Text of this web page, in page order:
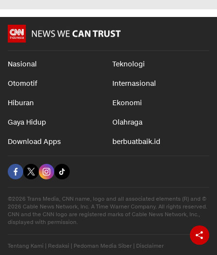
Nasional Teknologi
Otomotif Internasional
Hiburan Ekonomi
Gaya Hidup Olahraga
Download Apps berbuatbaik.id
©2026 Trans Media, CNN name, logo and all associated elements (R) and ©
2026 Cable News Network, Inc. A Time Warner Company. All rights reserved.
CNN and the CNN logo are registered marks of Cable News Network, Inc.,
displayed with permission.
Tentang Kami | Redaksi | Pedoman Media Siber | Disclaimer